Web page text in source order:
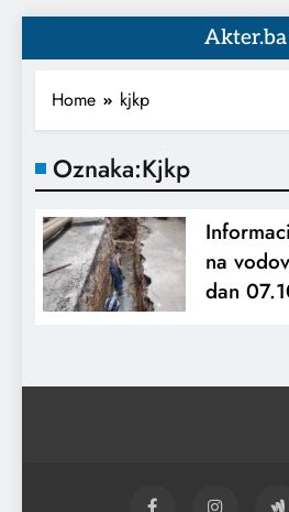
Akter.ba
Home kjkp
Oznaka:Kjkp
na
dan